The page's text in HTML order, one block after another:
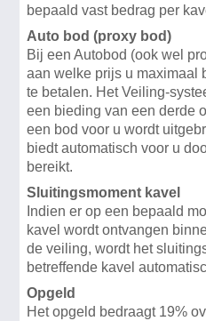
bepaald vast bedrag per
Auto bod (proxy bod)
Bij een Autobod (ook wel
aan welke prijs u maximaal
te betalen. Het Veiling-
een bieding van een derde
een bod voor u wordt
biedt automatisch voor u
bereikt.
Sluitingsmoment kavel
Indien er op een bepaald
kavel wordt ontvangen
de veiling, wordt het
betreffende kavel
Opgeld
Het opgeld bedraagt 19%